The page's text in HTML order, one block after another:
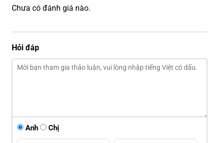
Chưa có đánh giá nào.
Hỏi đáp
Anh Chị